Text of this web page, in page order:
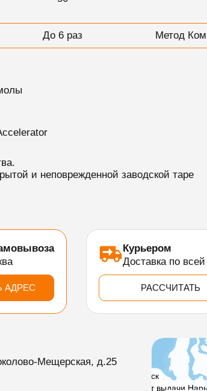
До 6 раз Метод
и неповрежденной заводской таре
АДРЕС
Курьером
Доставка по
РАССЧИТАТЬ
Мещерская, д.25